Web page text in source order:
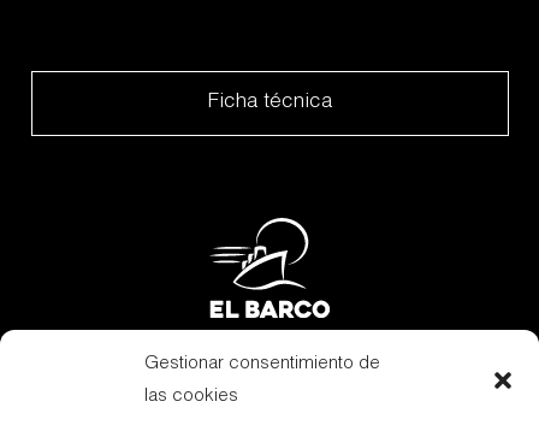
Gestionar consentimiento de
las cookies
Ficha técnica
Subvenciones